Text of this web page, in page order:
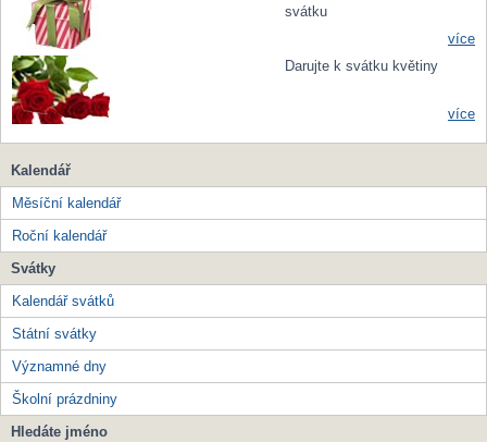
svátku
více
Darujte k svátku květiny
více
Kalendář
Měsíční kalendář
Roční kalendář
Svátky
Kalendář svátků
Státní svátky
Významné dny
Školní prázdniny
Hledáte jméno